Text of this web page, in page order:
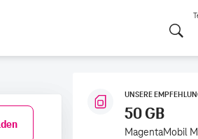
UNSERE
50 GB
MagentaMobil M